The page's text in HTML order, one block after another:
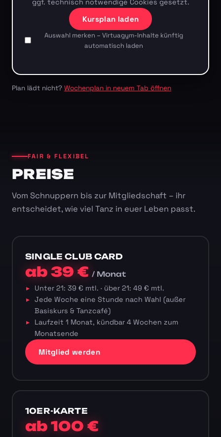
ggf. technisch notwendige Cookies gesetzt.
Kursplan laden
Auswahl merken – Virtuagym-Inhalte künftig
automatisch laden
Plan lädt nicht? Wochenplan in neuem Tab öffnen
FAIR & FLEXIBEL
PREISE
Vom Schnuppern bis zur Mitgliedschaft – ihr
entscheidet, wie viel Tanz in euer Leben passt.
SINGLE CLUB CARD
ab 39 €/ Monat
Unter 21: 39 € mtl. · über 21: 49 € mtl.
Jede Woche eine Stunde nach Wahl (außer
Basiskurs & Tanzcafé)
Laufzeit 1 Monat, kündbar 4 Wochen zum
Monatsende
Mitglied werden
10ER-KARTE
ab 100 €